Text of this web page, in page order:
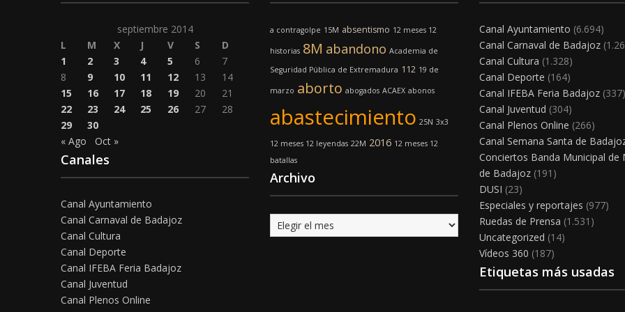
septiembre 2014
L
M X J V S
D
1
2 3 4 5 6
7
8
9 10 11 12 13
14
15
16 17 18 19 20
21
22
23 24 25 26 27
28
29
30
« Ago
Oct »
Canales
Canal Ayuntamiento
Canal Carnaval de Badajoz
Canal Cultura
Canal Deporte
Canal IFEBA Feria Badajoz
Canal Juventud
Canal Plenos Online
a contragolpe 15M absentismo 12 meses 12
historias 8M abandono Academia de
Seguridad Pública de Extremadura 112 19 de
marzo aborto abogados ACAEX abonos
abastecimiento 25N 3x3
12 meses 12 leyendas 22M 2016 12 meses 12
batallas
Archivo
Archivo
Canal Ayuntamiento (6.694)
Canal Carnaval de Badajoz
Canal Cultura (1.328)
Canal Deporte (164)
Canal IFEBA Feria Badajoz (337)
Canal Juventud (304)
Canal Plenos Online (266)
Canal Semana Santa de
Conciertos Banda Municipal de
de Badajoz (191)
DUSI (23)
Especiales y reportajes (977)
Ruedas de Prensa (1.531)
Uncategorized (14)
Vídeos 360 (187)
Etiquetas más usadas